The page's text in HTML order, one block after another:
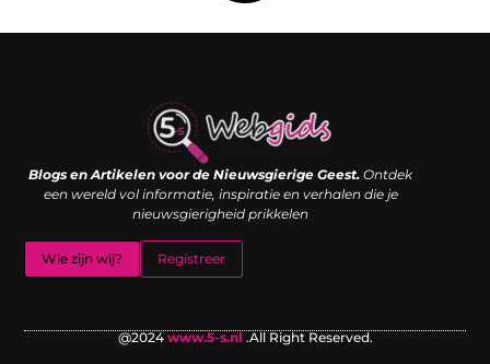
Blogs en Artikelen voor de Nieuwsgierige Geest. Ontdek
een wereld vol informatie, inspiratie en verhalen die je
nieuwsgierigheid prikkelen
Wie zijn wij? Registreer
@2024 www.5-s.nl .All Right Reserved.